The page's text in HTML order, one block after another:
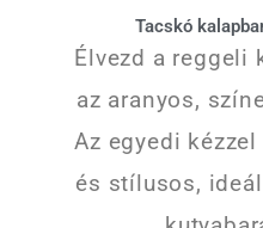
Tacskó
Élvezd a reggeli
az aranyos,
Az egyedi
és stílusos,